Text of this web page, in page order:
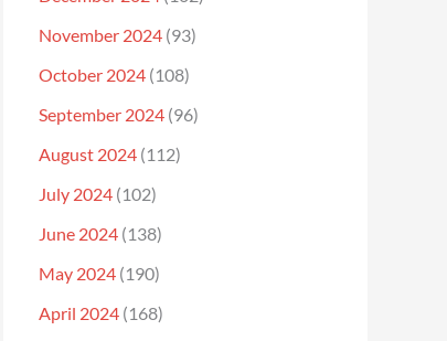
November 2024 (93)
October 2024 (108)
September 2024 (96)
August 2024 (112)
July 2024 (102)
June 2024 (138)
May 2024 (190)
April 2024 (168)